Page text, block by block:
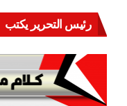
رئيس التحرير يكتب